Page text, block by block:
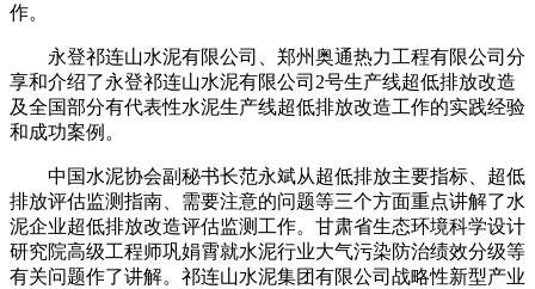
作。
永登祁连山水泥有限公司、郑州奥通热力工程有限公司分
享和介绍了永登祁连山水泥有限公司2号生产线超低排放改造
及全国部分有代表性水泥生产线超低排放改造工作的实践经验
和成功案例。
中国水泥协会副秘书长范永斌从超低排放主要指标、超低
排放评估监测指南、需要注意的问题等三个方面重点讲解了水
泥企业超低排放改造评估监测工作。甘肃省生态环境科学设计
研究院高级工程师巩娟霄就水泥行业大气污染防治绩效分级等
有关问题作了讲解。祁连山水泥集团有限公司战略性新型产业